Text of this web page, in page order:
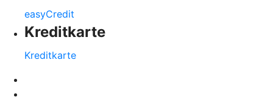
easyCredit
Kreditkarte
Kreditkarte